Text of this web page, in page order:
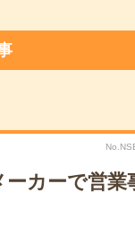
ーカーで営業